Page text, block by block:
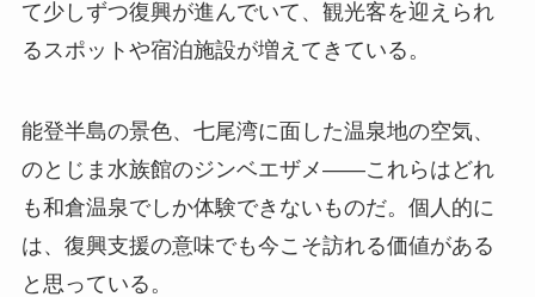
て少しずつ復興が進んでいて、観光客を迎えられ
るスポットや宿泊施設が増えてきている。
能登半島の景色、七尾湾に面した温泉地の空気、
のとじま水族館のジンベエザメ——これらはどれ
も和倉温泉でしか体験できないものだ。個人的に
は、復興支援の意味でも今こそ訪れる価値がある
と思っている。